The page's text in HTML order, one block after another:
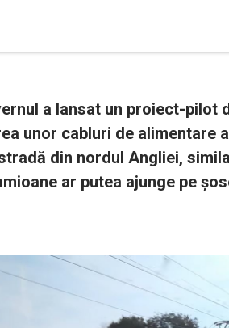
a lansat un proiect-pilot
unor cabluri de alimentare
din nordul Angliei,
ar putea ajunge pe